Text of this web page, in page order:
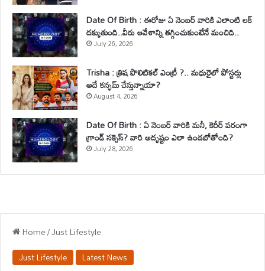
Date Of Birth : ఈరోజు ఏ నెంబర్ వారికి ఎలాంటి లక్
దక్కుతుంది..వీరు ఆవేశాన్ని తగ్గించుకుంటేనే మంచిది..
July 26, 2026
Trisha : త్రిష పొలిటికల్ ఎంట్రీ ?.. మధురైలో పోస్టర్లు
అదే కన్ఫమ్ చేస్తున్నాయా?
August 4, 2026
Date Of Birth : ఏ నెంబర్ వారికి మనీ, కెరీర్ పరంగా
గ్రాండ్ సక్సెస్? వారి అదృష్టం ఎలా ఉండబోతోంది?
July 28, 2026